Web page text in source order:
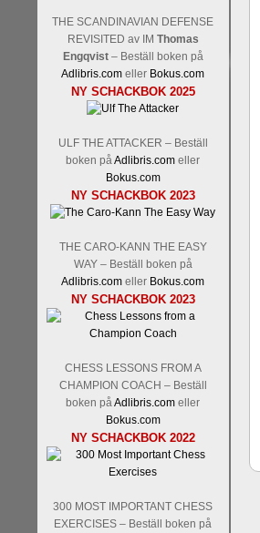
THE SCANDINAVIAN DEFENSE
REVISITED av IM Thomas
Engqvist– Beställ boken på
Adlibris.com eller Bokus.com
NY SCHACKBOK 2025
ULF THE ATTACKER – Beställ
boken påAdlibris.com eller
Bokus.com
NY SCHACKBOK 2023
THE CARO-KANN THE EASY
WAY – Beställ boken på
Adlibris.com eller Bokus.com
NY SCHACKBOK 2023
CHESS LESSONS FROM A
CHAMPION COACH – Beställ
boken påAdlibris.com eller
Bokus.com
NY SCHACKBOK 2022
300 MOST IMPORTANT CHESS
EXERCISES – Beställ boken på